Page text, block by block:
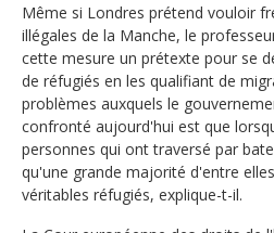
Même si Londres prétend vouloir
illégales de la Manche, le
cette mesure un prétexte pour se
de réfugiés en les qualifiant de
problèmes auxquels le
confronté aujourd'hui est que
personnes qui ont traversé par
qu'une grande majorité d'entre
véritables réfugiés, explique-t-il.